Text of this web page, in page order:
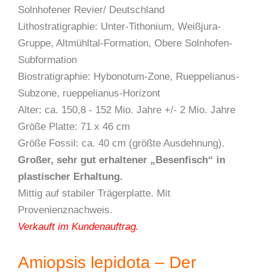
Solnhofener Revier/ Deutschland
Lithostratigraphie: Unter-Tithonium, Weißjura-
Gruppe, Altmühltal-Formation, Obere Solnhofen-
Subformation
Biostratigraphie: Hybonotum-Zone, Rueppelianus-
Subzone, rueppelianus-Horizont
Alter: ca. 150,8 - 152 Mio. Jahre +/- 2 Mio. Jahre
Größe Platte: 71 x 46 cm
Größe Fossil: ca. 40 cm (größte Ausdehnung).
Großer, sehr gut erhaltener „Besenfisch“ in
plastischer Erhaltung.
Mittig auf stabiler Trägerplatte. Mit
Provenienznachweis.
Verkauft im Kundenauftrag.
Amiopsis lepidota – Der